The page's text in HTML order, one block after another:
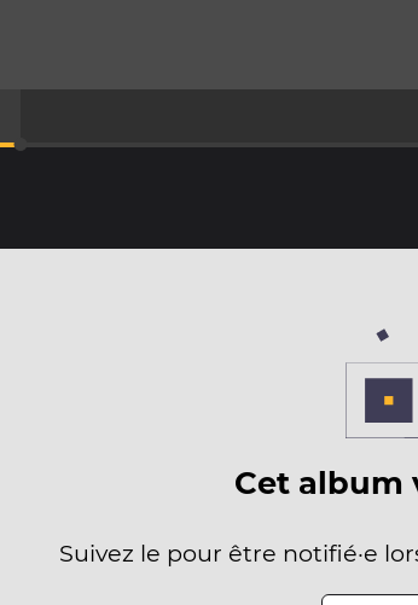
Cet album
Suivez le pour être notifié·e